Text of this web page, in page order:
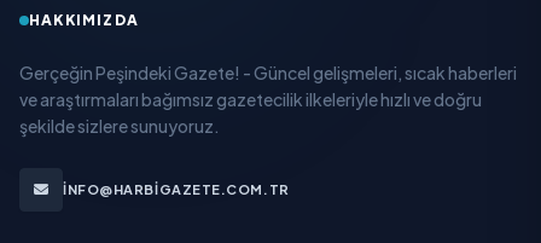
HAKKIMIZDA
Gerçeğin Peşindeki Gazete! - Güncel gelişmeleri, sıcak haberleri
ve araştırmaları bağımsız gazetecilik ilkeleriyle hızlı ve doğru
şekilde sizlere sunuyoruz.
INFO@HARBIGAZETE.COM.TR